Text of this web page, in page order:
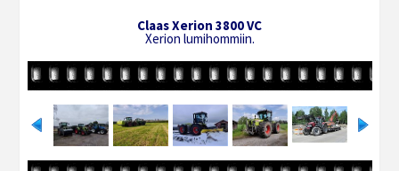
Claas Xerion 3800 VC
Xerion lumihommiin.